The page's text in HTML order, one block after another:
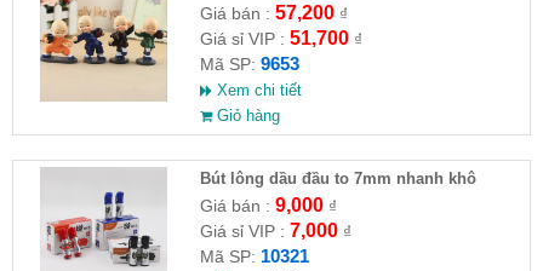
HĐ )
Giá bán : 57,200₫
Giá sỉ VIP : 51,700₫
Mã SP: 9653
Xem chi tiết
Giỏ hàng
Bút lông dầu đầu to 7mm nhanh khô
Giá bán : 9,000₫
Giá sỉ VIP : 7,000₫
Mã SP: 10321